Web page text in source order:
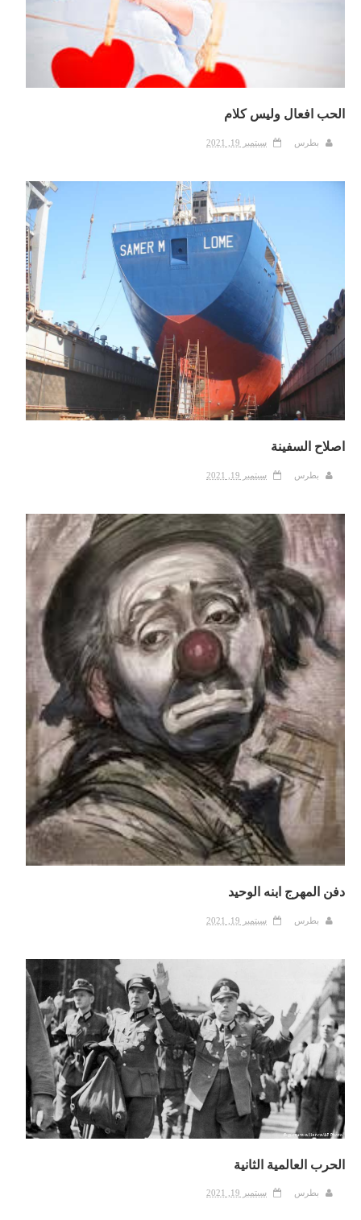
الحب افعال وليس كلام
بطرس سبتمبر 19, 2021
اصلاح السفينة
بطرس سبتمبر 19, 2021
دفن المهرج ابنه الوحيد
بطرس سبتمبر 19, 2021
الحرب العالمية الثانية
بطرس سبتمبر 19, 2021